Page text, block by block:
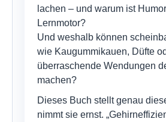
lachen – und warum ist
Lernmotor?
Und weshalb können
wie Kaugummikauen, Düfte
überraschende Wendungen
machen?
Dieses Buch stellt genau
nimmt sie ernst.